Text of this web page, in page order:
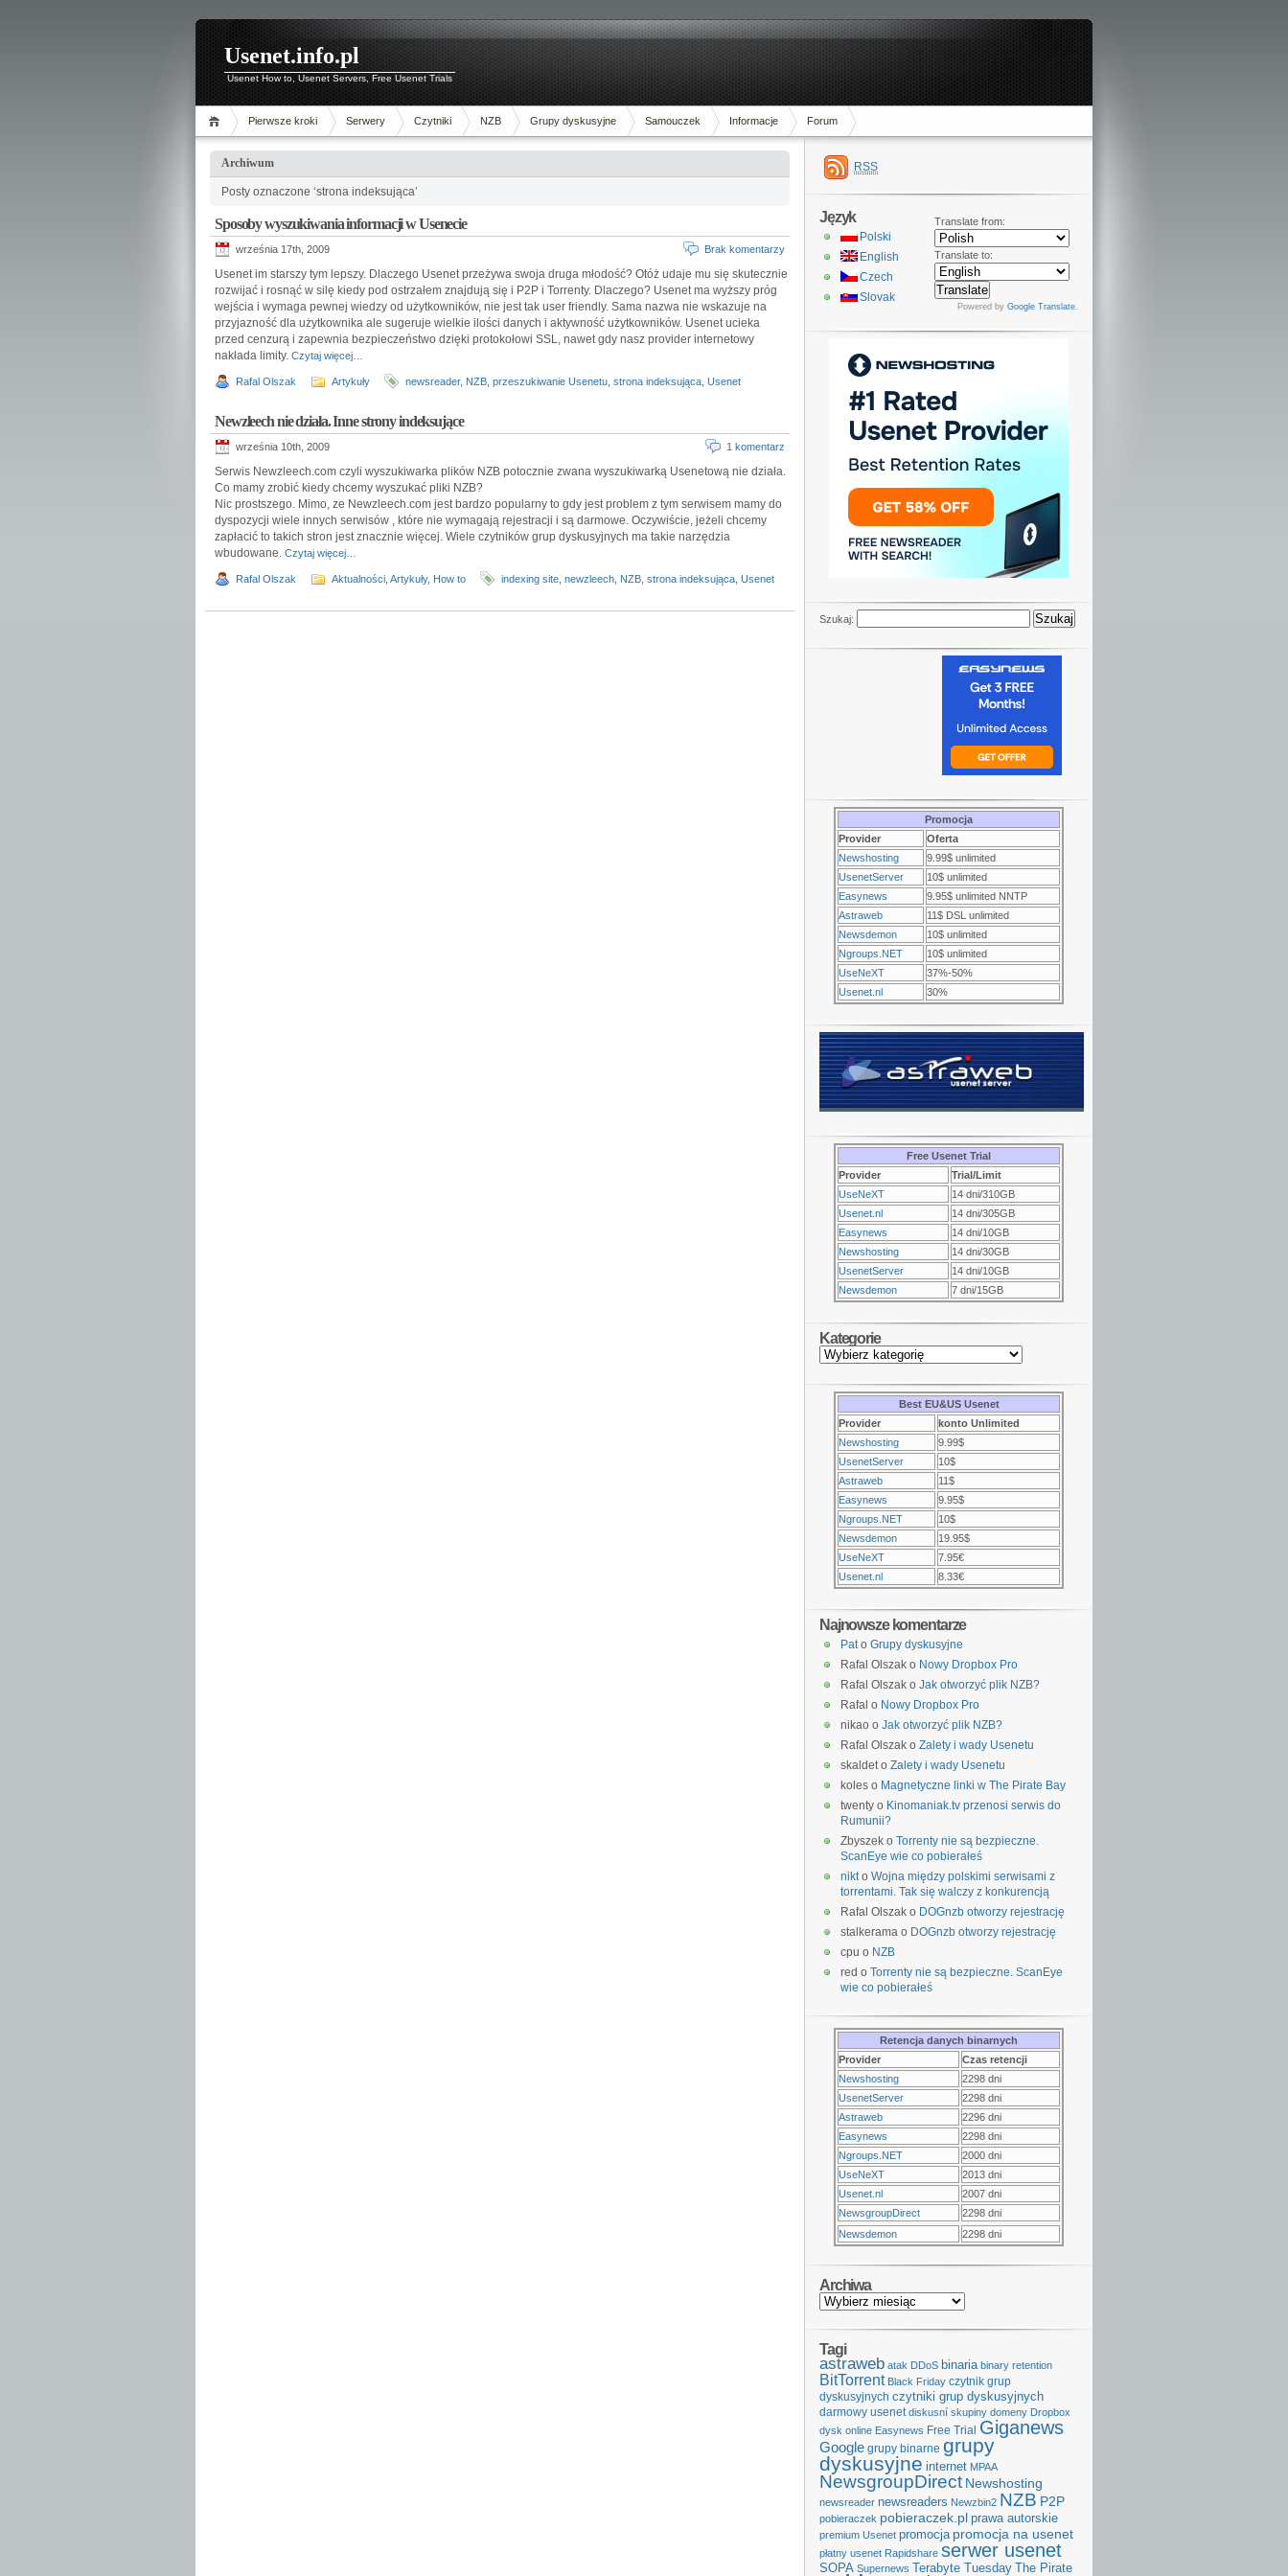
Usenet.info.pl
Usenet How to, Usenet Servers, Free Usenet Trials
Pierwsze kroki Serwery Czytniki NZB Grupy dyskusyjne Samouczek Informacje Forum
Archiwum
Posty oznaczone ‘strona indeksująca’
Sposoby wyszukiwania informacji w Usenecie
września 17th, 2009 Brak komentarzy
Usenet im starszy tym lepszy. Dlaczego Usenet przeżywa swoja druga młodość? Otóż udaje mu się skutecznie
rozwijać i rosnąć w silę kiedy pod ostrzałem znajdują się i P2P i Torrenty. Dlaczego? Usenet ma wyższy próg
wejścia i wymaga pewnej wiedzy od użytkowników, nie jest tak user friendly. Sama nazwa nie wskazuje na
przyjazność dla użytkownika ale sugeruje wielkie ilości danych i aktywność użytkowników. Usenet ucieka
przed cenzurą i zapewnia bezpieczeństwo dzięki protokołowi SSL, nawet gdy nasz provider internetowy
nakłada limity. Czytaj więcej…
Rafal Olszak Artykuły newsreader, NZB przeszukiwanie Usenetu strona indeksująca Usenet
Newzleech nie działa. Inne strony indeksujące
września 10th, 2009 1 komentarz
Serwis Newzleech.com czyli wyszukiwarka plików NZB potocznie zwana wyszukiwarką Usenetową nie działa.
Co mamy zrobić kiedy chcemy wyszukać pliki NZB?
Nic prostszego. Mimo, ze Newzleech.com jest bardzo popularny to gdy jest problem z tym serwisem mamy do
dyspozycji wiele innych serwisów , które nie wymagają rejestracji i są darmowe. Oczywiście, jeżeli chcemy
zapłacić to takich stron jest znacznie więcej. Wiele czytników grup dyskusyjnych ma takie narzędzia
wbudowane. Czytaj więcej…
Rafal Olszak Aktualności Artykuły, How to indexing site newzleech NZB strona indeksująca Usenet
RSS
Translate from:
Translate to:
Powered by Google Translate.
Język
Polski
English
Czech
Slovak
Szukaj:
Promocja
Provider
Oferta
Newshosting
9.99$ unlimited
UsenetServer
10$ unlimited
Easynews
9.95$ unlimited NNTP
Astraweb
11$ DSL unlimited
Newsdemon
10$ unlimited
Ngroups.NET
10$ unlimited
UseNeXT
37%-50%
Usenet.nl
30%
Free Usenet Trial
Provider
Trial/Limit
UseNeXT
14 dni/310GB
Usenet.nl
14 dni/305GB
Easynews
14 dni/10GB
Newshosting
14 dni/30GB
UsenetServer
14 dni/10GB
Newsdemon
7 dni/15GB
Kategorie
Best EU&US Usenet
Provider
konto Unlimited
Newshosting
9.99$
UsenetServer
10$
Astraweb
11$
Easynews
9.95$
Ngroups.NET
10$
Newsdemon
19.95$
UseNeXT
7.95€
Usenet.nl
8.33€
Najnowsze komentarze
Pato Grupy dyskusyjne
Rafal Olszak o Nowy Dropbox Pro
Rafal Olszak o Jak otworzyć plik NZB?
Rafal o Nowy Dropbox Pro
nikao o Jak otworzyć plik NZB?
Rafal Olszak o Zalety i wady Usenetu
skaldet o Zalety i wady Usenetu
koles o Magnetyczne linki w The Pirate Bay
twenty o Kinomaniak.tv przenosi serwis do
Rumunii?
Zbyszek o Torrenty nie są bezpieczne.
ScanEye wie co pobierałeś
nikto Wojna między polskimi serwisami z
torrentami. Tak się walczy z konkurencją
Rafal Olszak o DOGnzb otworzy rejestrację
stalkerama o DOGnzb otworzy rejestrację
cpu o NZB
red o Torrenty nie są bezpieczne. ScanEye
wie co pobierałeś
Retencja danych binarnych
Provider
Czas retencji
Newshosting
2298 dni
UsenetServer
2298 dni
Astraweb
2296 dni
Easynews
2298 dni
Ngroups.NET
2000 dni
UseNeXT
2013 dni
Usenet.nl
2007 dni
NewsgroupDirect
2298 dni
Newsdemon
2298 dni
Archiwa
Tagi
astraweb atak DDoS binaria binary retention
BitTorrent Black Friday czytnik grup
dyskusyjnych czytniki grup dyskusyjnych
darmowy usenet diskusní skupiny domeny Dropbox
dysk online Easynews Free Trial Giganews
Google grupy binarne grupy
dyskusyjne internet MPAA
NewsgroupDirect Newshosting
newsreader newsreaders Newzbin2 NZB P2P
pobieraczek pobieraczek.pl prawa autorskie
premium Usenet promocja promocja na usenet
płatny usenet Rapidshare serwer usenet
SOPA Supernews Terabyte Tuesday The Pirate